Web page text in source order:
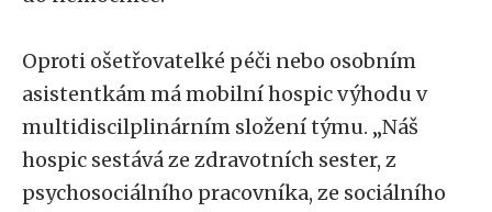
Oproti ošetřovatelké péči nebo osobním
asistentkám má mobilní hospic výhodu v
multidiscilplinárním složení týmu. „Náš
hospic sestává ze zdravotních sester, z
psychosociálního pracovníka, ze sociálního